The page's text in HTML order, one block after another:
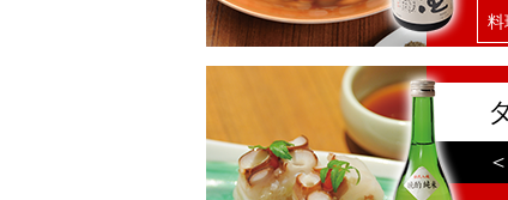
料